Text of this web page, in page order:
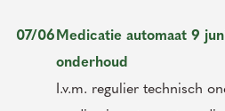
07/06 Medicatie automaat 9
onderhoud
I.v.m. regulier technisch